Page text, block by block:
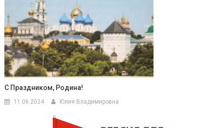
С Праздником, Родина!
11.06.2024 Юлия Владимировна